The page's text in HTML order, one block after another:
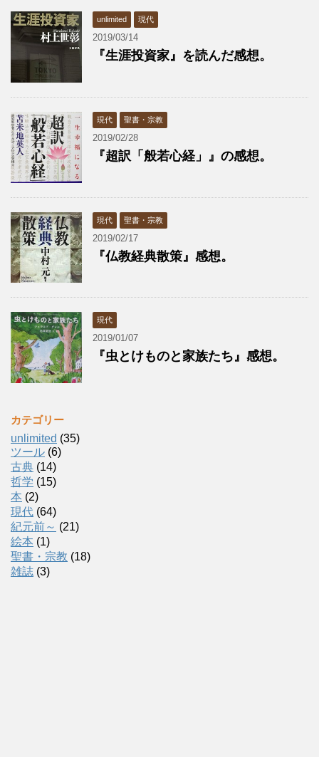
unlimited 現代
2019/03/14
『生涯投資家』を読んだ感想。
現代 聖書・宗教
2019/02/28
『超訳「般若心経」』の感想。
現代 聖書・宗教
2019/02/17
『仏教経典散策』感想。
現代
2019/01/07
『虫とけものと家族たち』感想。
カテゴリー
unlimited (35)
ツール (6)
古典 (14)
哲学 (15)
本 (2)
現代 (64)
紀元前～ (21)
絵本 (1)
聖書・宗教 (18)
雑誌 (3)